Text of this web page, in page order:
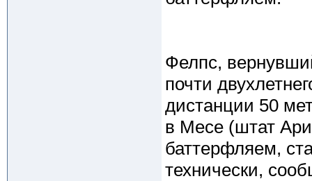
Фелпс,
почти
дистанции 50
в Месе (штат
баттерфляем,
технически,